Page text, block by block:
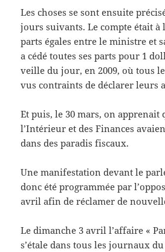
Les choses se sont ensuite
jours suivants. Le compte était à
parts égales entre le ministre et
a cédé toutes ses parts pour 1
veille du jour, en 2009, où tous
vus contraints de déclarer leurs
Et puis, le 30 mars, on apprenait
l’Intérieur et des Finances
dans des paradis fiscaux.
Une manifestation devant le
donc été programmée par
avril afin de réclamer de
Le dimanche 3 avril l’affaire «
s’étale dans tous les journaux